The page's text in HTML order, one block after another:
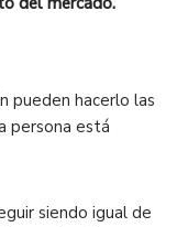
pueden hacerlo las
persona está
siendo igual de